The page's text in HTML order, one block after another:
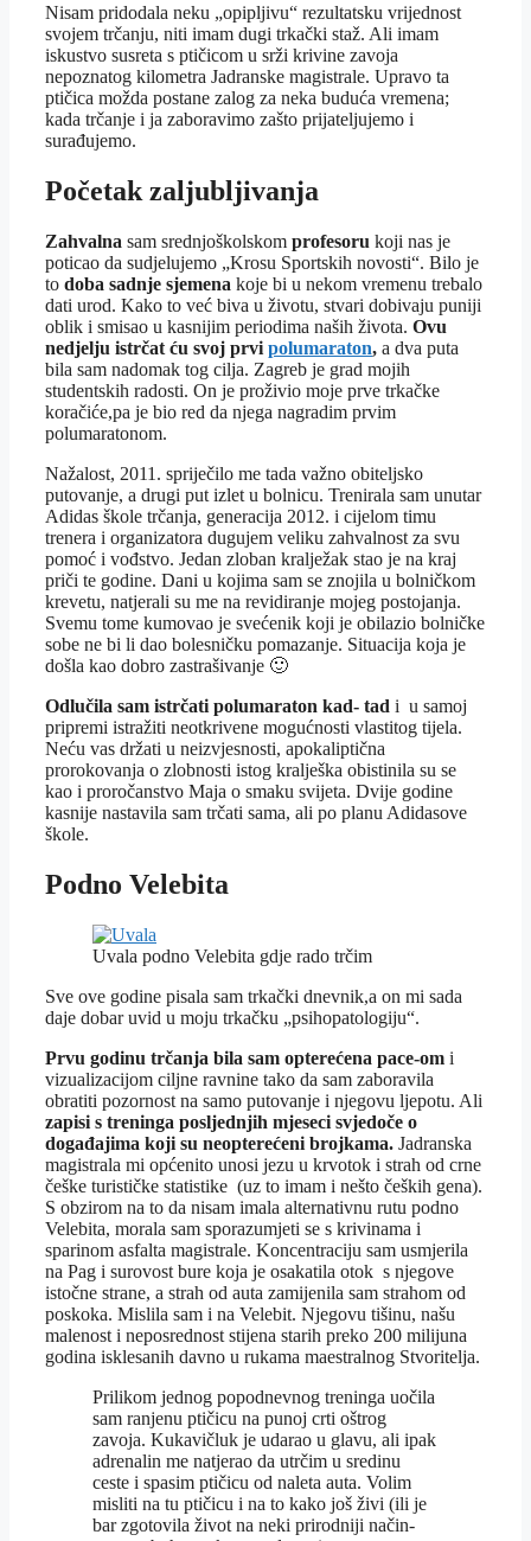
Nisam pridodala neku „opipljivu“ rezultatsku vrijednost
svojem trčanju, niti imam dugi trkački staž. Ali imam
iskustvo susreta s ptičicom u srži krivine zavoja
nepoznatog kilometra Jadranske magistrale. Upravo ta
ptičica možda postane zalog za neka buduća vremena;
kada trčanje i ja zaboravimo zašto prijateljujemo i
surađujemo.
Početak zaljubljivanja
Zahvalna sam srednjoškolskom profesoru koji nas je
poticao da sudjelujemo „Krosu Sportskih novosti“. Bilo je
to doba sadnje sjemena koje bi u nekom vremenu trebalo
dati urod. Kako to već biva u životu, stvari dobivaju puniji
oblik i smisao u kasnijim periodima naših života. Ovu
nedjelju istrčat ću svoj prvi polumaraton, a dva puta
bila sam nadomak tog cilja. Zagreb je grad mojih
studentskih radosti. On je proživio moje prve trkačke
koračiće,pa je bio red da njega nagradim prvim
polumaratonom.
Nažalost, 2011. spriječilo me tada važno obiteljsko
putovanje, a drugi put izlet u bolnicu. Trenirala sam unutar
Adidas škole trčanja, generacija 2012. i cijelom timu
trenera i organizatora dugujem veliku zahvalnost za svu
pomoć i vođstvo. Jedan zloban kralježak stao je na kraj
priči te godine. Dani u kojima sam se znojila u bolničkom
krevetu, natjerali su me na revidiranje mojeg postojanja.
Svemu tome kumovao je svećenik koji je obilazio bolničke
sobe ne bi li dao bolesničku pomazanje. Situacija koja je
došla kao dobro zastrašivanje 🙂
Odlučila sam istrčati polumaraton kad- tad i u samoj
pripremi istražiti neotkrivene mogućnosti vlastitog tijela.
Neću vas držati u neizvjesnosti, apokaliptična
prorokovanja o zlobnosti istog kralješka obistinila su se
kao i proročanstvo Maja o smaku svijeta. Dvije godine
kasnije nastavila sam trčati sama, ali po planu Adidasove
škole.
Podno Velebita
Uvala podno Velebita gdje rado trčim
Sve ove godine pisala sam trkački dnevnik,a on mi sada
daje dobar uvid u moju trkačku „psihopatologiju“.
Prvu godinu trčanja bila sam opterećena pace-om i
vizualizacijom ciljne ravnine tako da sam zaboravila
obratiti pozornost na samo putovanje i njegovu ljepotu. Ali
zapisi s treninga posljednjih mjeseci svjedoče o
događajima koji su neopterećeni brojkama. Jadranska
magistrala mi općenito unosi jezu u krvotok i strah od crne
češke turističke statistike (uz to imam i nešto čeških gena).
S obzirom na to da nisam imala alternativnu rutu podno
Velebita, morala sam sporazumjeti se s krivinama i
sparinom asfalta magistrale. Koncentraciju sam usmjerila
na Pag i surovost bure koja je osakatila otok s njegove
istočne strane, a strah od auta zamijenila sam strahom od
poskoka. Mislila sam i na Velebit. Njegovu tišinu, našu
malenost i neposrednost stijena starih preko 200 milijuna
godina isklesanih davno u rukama maestralnog Stvoritelja.
Prilikom jednog popodnevnog treninga uočila
sam ranjenu ptičicu na punoj crti oštrog
zavoja. Kukavičluk je udarao u glavu, ali ipak
adrenalin me natjerao da utrčim u sredinu
ceste i spasim ptičicu od naleta auta. Volim
misliti na tu ptičicu i na to kako još živi (ili je
bar zgotovila život na neki prirodniji način-